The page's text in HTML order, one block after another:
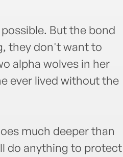
But the bond
they don't want to
alpha wolves in her
ever lived without the
much deeper than
do anything to protect